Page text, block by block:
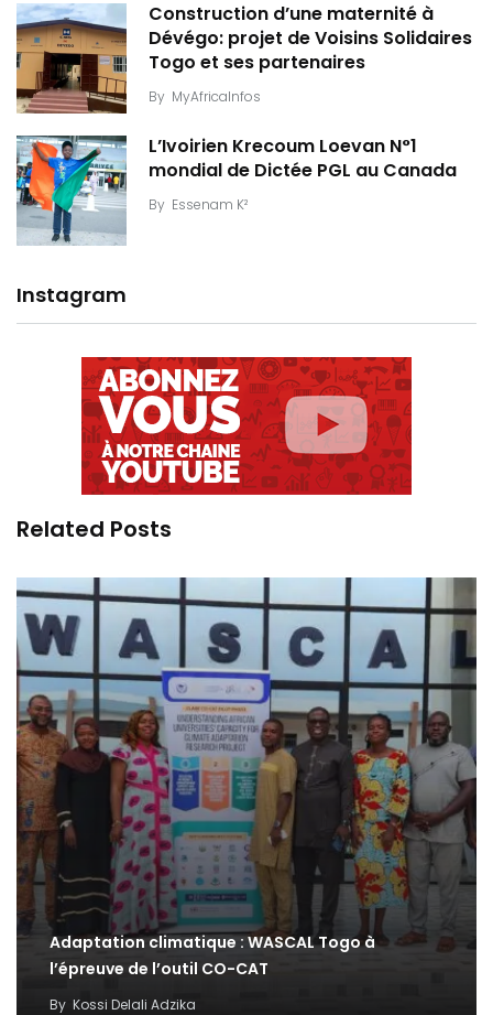
Construction d’une maternité à
Dévégo: projet de Voisins Solidaires
Togo et ses partenaires
By MyAfricaInfos
L’Ivoirien Krecoum Loevan N°1
mondial de Dictée PGL au Canada
By Essenam K²
Instagram
Related Posts
Adaptation climatique : WASCAL Togo à
l’épreuve de l’outil CO-CAT
By Kossi Delali Adzika